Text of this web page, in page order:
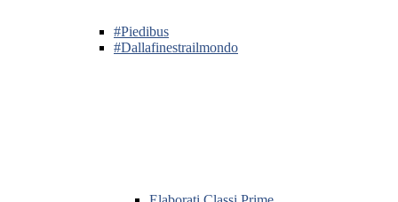
#Piedibus
#Dallafinestrailmondo